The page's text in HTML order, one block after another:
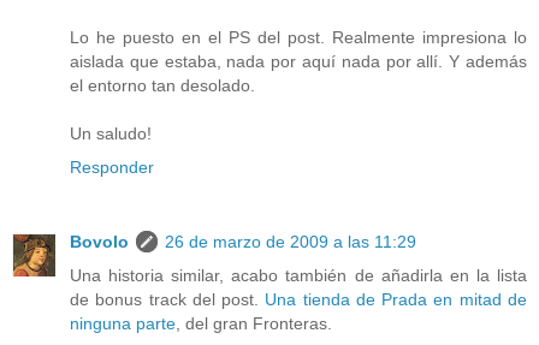
Lo he puesto en el PS del post. Realmente impresiona lo
aislada que estaba, nada por aquí nada por allí. Y además
el entorno tan desolado.
Un saludo!
Responder
Bovolo
26 de marzo de 2009 a las 11:29
Una historia similar, acabo también de añadirla en la lista
de bonus track del post. Una tienda de Prada en mitad de
ninguna parte , del gran Fronteras.